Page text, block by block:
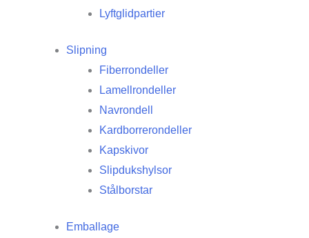
Lyftglidpartier
Slipning
Fiberrondeller
Lamellrondeller
Navrondell
Kardborrerondeller
Kapskivor
Slipdukshylsor
Stålborstar
Emballage